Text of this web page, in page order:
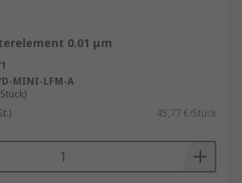
0.01 μm
D-MINI-LFM-A
45,77 €/Stück